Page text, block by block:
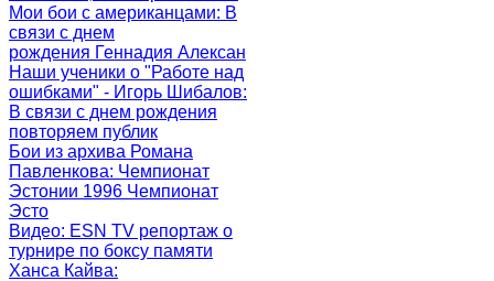
Мои бои с американцами: В
связи с днем
рождения Геннадия Алексан
Наши ученики о "Работе над
ошибками" - Игорь Шибалов:
В связи с днем рождения
повторяем публик
Бои из архива Романа
Павленкова: Чемпионат
Эстонии 1996 Чемпионат
Эсто
Видео: ESN TV репортаж о
турнире по боксу памяти
Ханса Кайва: